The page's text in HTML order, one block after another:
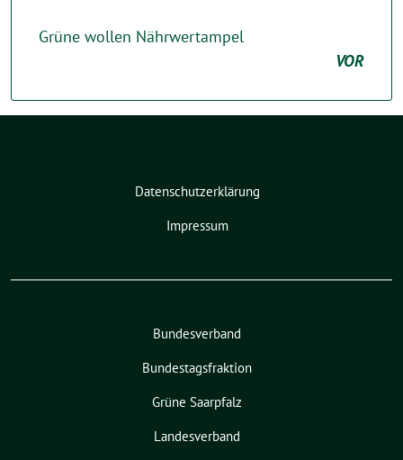
Grüne wollen Nährwertampel
VOR
Datenschutzerklärung
Impressum
Bundesverband
Bundestagsfraktion
Grüne Saarpfalz
Landesverband